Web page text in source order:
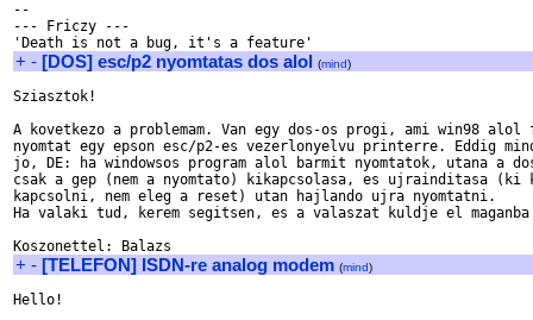
--
--- Friczy ---
+ - [DOS] esc/p2 nyomtatas dos alol (mind)
Sziasztok!
A kovetkezo a problemam. Van egy dos-os progi, ami win98 alol
nyomtat egy epson esc/p2-es vezerlonyelvu printerre. Eddig
jo, DE: ha windowsos program alol barmit nyomtatok, utana a
csak a gep (nem a nyomtato) kikapcsolasa, es ujrainditasa (ki
kapcsolni, nem eleg a reset) utan hajlando ujra nyomtatni.
Ha valaki tud, kerem segitsen, es a valaszat kuldje el
+ - [TELEFON] ISDN-re analog modem (mind)
Hello!